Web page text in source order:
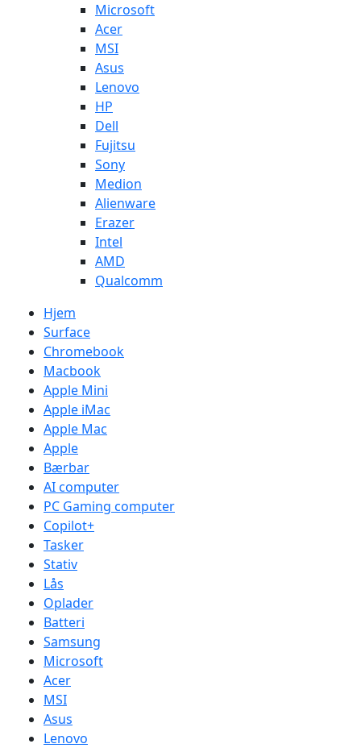
Microsoft
Acer
MSI
Asus
Lenovo
HP
Dell
Fujitsu
Sony
Medion
Alienware
Erazer
Intel
AMD
Qualcomm
Hjem
Surface
Chromebook
Macbook
Apple Mini
Apple iMac
Apple Mac
Apple
Bærbar
AI computer
PC Gaming computer
Copilot+
Tasker
Stativ
Lås
Oplader
Batteri
Samsung
Microsoft
Acer
MSI
Asus
Lenovo